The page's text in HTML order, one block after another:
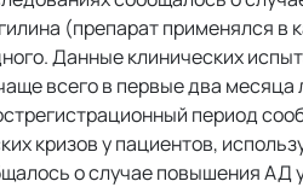
(препарат применялся в
Данные клинических
всего в первые два
период
кризов у пациентов,
о случае повышения АД